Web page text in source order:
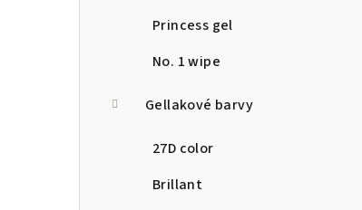
Princess gel
No. 1 wipe
Gellakové barvy
27D color
Brillant